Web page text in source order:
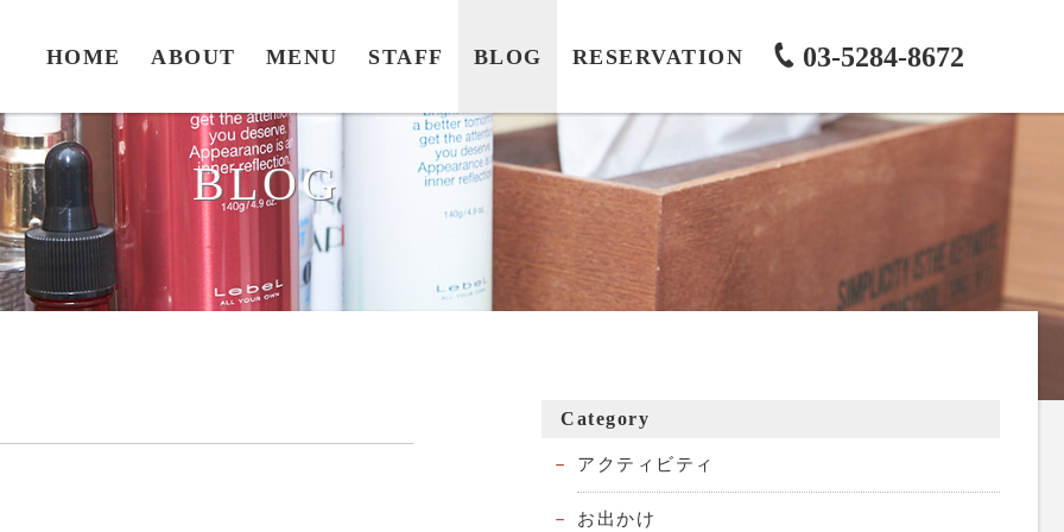
HOME ABOUT MENU STAFF BLOG RESERVATION 03-5284-8672
BLOG
Category
アクティビティ
お出かけ